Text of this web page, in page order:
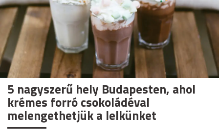
5 nagyszerű hely Budapesten, ahol
krémes forró csokoládéval
melengethetjük a lelkünket